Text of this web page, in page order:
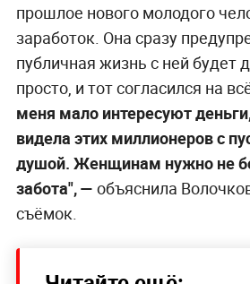
прошлое нового молодого
заработок. Она сразу
публичная жизнь с ней будет
просто, и тот согласился на
меня мало интересуют
видела этих миллионеров с
душой. Женщинам нужно не
забота", — объяснила
съёмок.